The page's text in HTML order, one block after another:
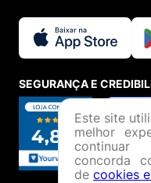
SEGURANÇA E
Este site
melhor
continuar
concorda
de cookies